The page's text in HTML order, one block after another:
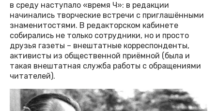
в среду наступало «время Ч»: в редакции
начинались творческие встречи с приглашёнными
знаменитостями. В редакторском кабинете
собирались не только сотрудники, но и просто
друзья газеты – внештатные корреспонденты,
активисты из общественной приёмной (была и
такая внештатная служба работы с обращениями
читателей).